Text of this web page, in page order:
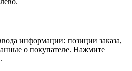
информации: позиции заказа,
о покупателе. Нажмите